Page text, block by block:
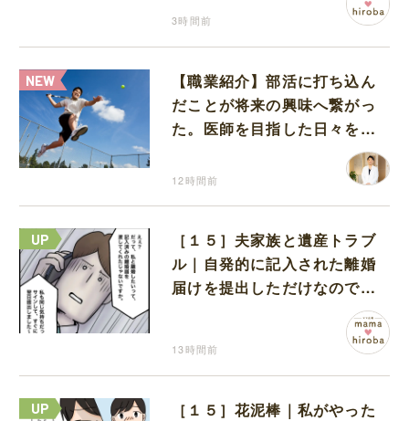
3時間前
【職業紹介】部活に打ち込ん
だことが将来の興味へ繋がっ
た。医師を目指した日々を振
12時間前
［１５］夫家族と遺産トラブ
ル｜自発的に記入された離婚
届けを提出しただけなので、
13時間前
［１５］花泥棒｜私がやった